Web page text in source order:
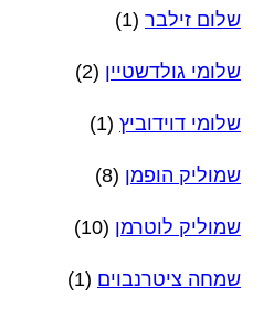
שלום זילבר (1)
שלומי גולדשטיין (2)
שלומי דוידוביץ (1)
שמוליק הופמן (8)
שמוליק לוטרמן (10)
שמחה ציטרנבוים (1)